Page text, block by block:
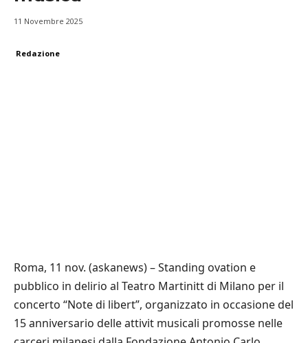
11 Novembre 2025
Redazione
Roma, 11 nov. (askanews) – Standing ovation e
pubblico in delirio al Teatro Martinitt di Milano per il
concerto “Note di libert”, organizzato in occasione del
15 anniversario delle attivit musicali promosse nelle